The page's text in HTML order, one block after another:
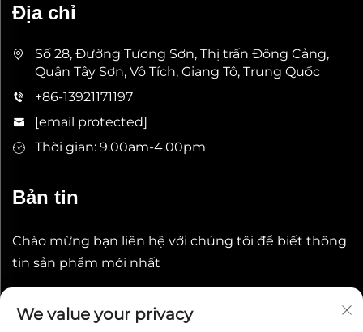
Địa chỉ
Số 28, Đường Tương Sơn, Thị trấn Đông Cảng,
Quận Tây Sơn, Vô Tích, Giang Tô, Trung Quốc
+86-13921171197
[email protected]
Thời gian: 9.00am-4.00pm
Bản tin
Chào mừng bạn liên hệ với chúng tôi để biết thông
tin sản phẩm mới nhất
We value your privacy